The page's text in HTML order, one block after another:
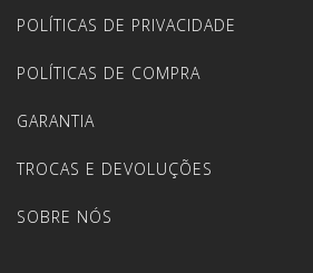
POLÍTICAS DE PRIVACIDADE
POLÍTICAS DE COMPRA
GARANTIA
TROCAS E DEVOLUÇÕES
SOBRE NÓS